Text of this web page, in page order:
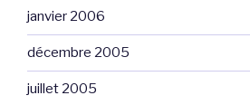
janvier 2006
décembre 2005
juillet 2005